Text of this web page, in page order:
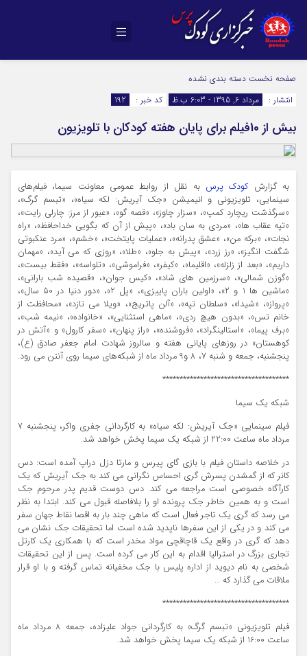
صفحه نخست دسته بندی نشده
انتشار :
مرداد 6, 1395 - 6:03 ب.ظ کد خبر : 192
بیش از 10فیلم برای پایان هفته کودکان با تلویزیون
به گزارشکودک پرس به نقل از روابط عمومی معاونت سیما، فیلم‌های
سینمایی، تلویزیونی و انیمیشن «جک آیریش: لکه سیاه»، «تبسم گرگ»،
«سرگذشت ریچارد کمپ»، «سزار چاوز»، «قصه گو»، «عبور از مرز: چارلی رایت»،
«تپه عقاب ها»، «مردی به سان باد»، «پیش از آن که بگویی خداحافظ»، «راه
نجات»، «برکه من»، «عشق پدرانه»، «عملیات پایتخت»، «خشم»، «مرد عنکبوتی
شگفت انگیز»، «رز زرد»، «پیش به جلو»، «طلا»، «روزی که می آید»، «مهمان
داریم»، «بعد از زلزله»، «اقلیما»، «کیفر»، «فراموشی»، «تلواسه»، «فقط بیست»،
«گوزن شمالی»، «سرزمین های شاد»، «کیس جوان»، «قصیده شب بارانی»،
«ماشین ها 1 و 2»، «اولین باران پاییزی»، «پل 2»، «دور دنیا در 50 سال»،
«پرواز»، «شیدا»، «سلطان تپه»، «آلن پاتریج»، «ویلا می تازد»، «محافظت از
خانم تس»، «بدون هیچ ردی»، «ماهی استثنایی»، «خانواده»، «نیمه شب»،
«برف پیما»، «استالینگراد»، «فروشنده»، «راز پنهان»، «سفر کارول» و «آتش در
کوهستان» در روزهای پایانی هفته و سالروز شهادت امام جعفر صادق (ع)،
پنجشنبه، جمعه و شنبه 7، 8 و9 مرداد ماه از شبکه‌های سیما روی آنتن می رود.
*************************************
شبکه یک سیما
فیلم سینمایی «جک آیریش: لکه سیاه» به کارگردانی جفری واکر، پنجشنبه 7
مرداد ‌ماه ساعت 22:00 از شبکه یک سیما پخش خواهد شد.
در خلاصه داستان فیلم با بازی گای پیرس و مارتا دزل دراپ آمده است: دس
کانر که از گمشدن پسرش گری احساس نگرانی می کند به جک آیریش که یک
کارآگاه خصوصی است مراجعه می کند. دس دوست قدیم پدر مرحوم جک
است و به همین خاطر جک پرونده او را بلافاصله قبول می کند. ابتدا به نظر
می رسد که گری یک تاجر فعال است که ماهی چند بار به اقصا نقاط جهان سفر
می کند و در یکی از این سفرها ناپدید شده است اما تحقیقات جک نشان می
دهد که گری در واقع یک قاچاقچی مواد مخدر است که با همکاری یک کارتل
تجاری بزرگ در استرالیا اقدام به این کار می کرده است. پس از این تحقیقات
شخصی به نام دیوید از اداره پلیس با جک مخفیانه تماس گرفته و با او قرار
ملاقات می گذارد که …
*************************************
فیلم تلویزیونی «تبسم گرگ» به کارگردانی جواد علیزاده، جمعه 8 مرداد ‌ماه
ساعت 16:00 از شبکه یک سیما پخش خواهد شد.